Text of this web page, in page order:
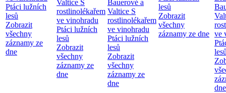
Ptáci lužních
lesů
Zobrazit
všechny
záznamy ze
dne
Valtice S
rostlinolékařem
ve vinohradu
Ptáci lužních
lesů
Zobrazit
všechny
záznamy ze
dne
Bauerové a
Valtice S
rostlinolékařem
ve vinohradu
Ptáci lužních
lesů
Zobrazit
všechny
záznamy ze
dne
lesů
Zobrazit
všechny
záznamy ze dne ve
dne